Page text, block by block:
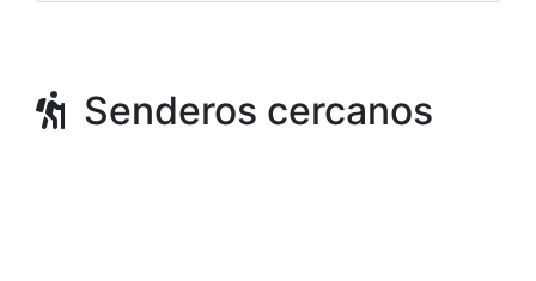
Senderos cercanos